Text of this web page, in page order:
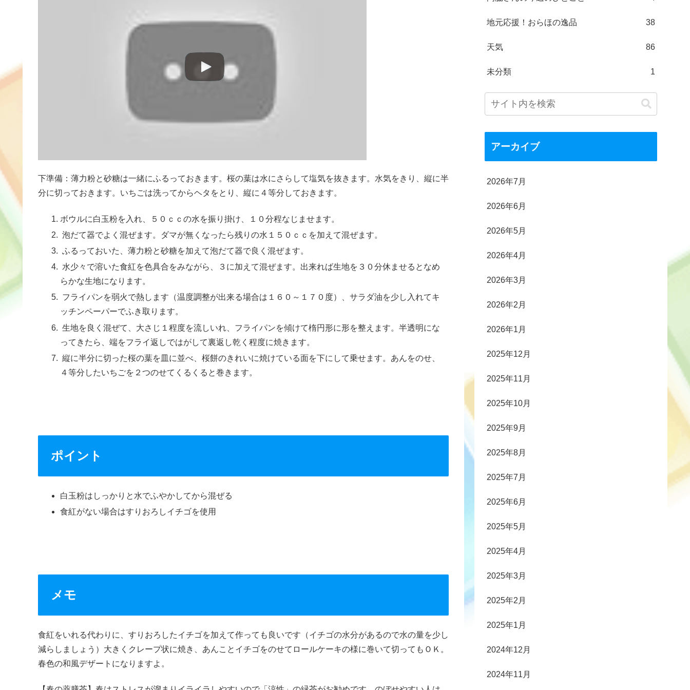
下準備：薄力粉と砂糖は一緒にふるっておきます。桜の葉は水にさらして塩気を抜きます。水気をきり、縦に半
分に切っておきます。いちごは洗ってからヘタをとり、縦に４等分しておきます。
ボウルに白玉粉を入れ、５０ｃｃの水を振り掛け、１０分程なじませます。
泡だて器でよく混ぜます。ダマが無くなったら残りの水１５０ｃｃを加えて混ぜます。
ふるっておいた、薄力粉と砂糖を加えて泡だて器で良く混ぜます。
水少々で溶いた食紅を色具合をみながら、３に加えて混ぜます。出来れば生地を３０分休ませるとなめ
らかな生地になります。
フライパンを弱火で熱します（温度調整が出来る場合は１６０～１７０度）、サラダ油を少し入れてキ
ッチンペーパーでふき取ります。
生地を良く混ぜて、大さじ１程度を流しいれ、フライパンを傾けて楕円形に形を整えます。半透明にな
ってきたら、端をフライ返しではがして裏返し乾く程度に焼きます。
縦に半分に切った桜の葉を皿に並べ、桜餅のきれいに焼けている面を下にして乗せます。あんをのせ、
４等分したいちごを２つのせてくるくると巻きます。
ポイント
白玉粉はしっかりと水でふやかしてから混ぜる
食紅がない場合はすりおろしイチゴを使用
メモ
食紅をいれる代わりに、すりおろしたイチゴを加えて作っても良いです（イチゴの水分があるので水の量を少し
減らしましょう）大きくクレープ状に焼き、あんことイチゴをのせてロールケーキの様に巻いて切ってもＯＫ。
春色の和風デザートになりますよ。
地元応援！おらほの逸品 38
天気 86
未分類 1
アーカイブ
2026年7月
2026年6月
2026年5月
2026年4月
2026年3月
2026年2月
2026年1月
2025年12月
2025年11月
2025年10月
2025年9月
2025年8月
2025年7月
2025年6月
2025年5月
2025年4月
2025年3月
2025年2月
2025年1月
2024年12月
2024年11月